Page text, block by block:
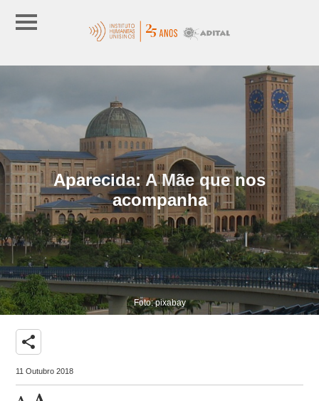
Aparecida: A Mãe que nos
acompanha
Foto: pixabay
share
11 Outubro 2018